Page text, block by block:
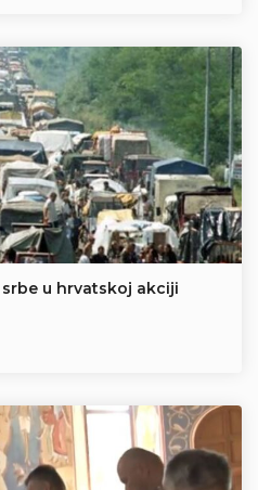
u hrvatskoj akciji